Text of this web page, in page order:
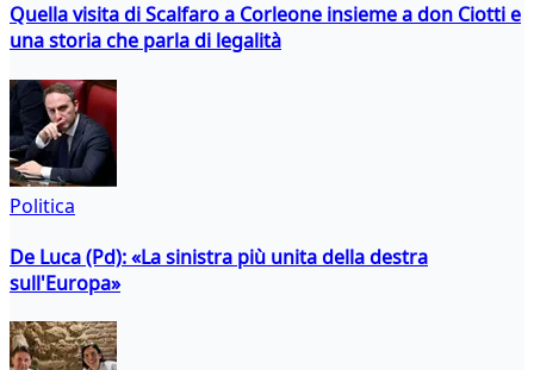
Quella visita di Scalfaro a Corleone insieme a don Ciotti e
una storia che parla di legalità
Politica
De Luca (Pd): «La sinistra più unita della destra
sull'Europa»